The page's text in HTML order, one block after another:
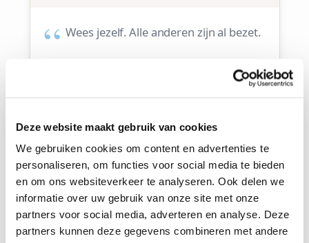
Deze website maakt gebruik van cookies
We gebruiken cookies om content en advertenties te
personaliseren, om functies voor social media te bieden
en om ons websiteverkeer te analyseren. Ook delen we
informatie over uw gebruik van onze site met onze
partners voor social media, adverteren en analyse. Deze
partners kunnen deze gegevens combineren met andere
Wees jezelf. Alle anderen zijn al bezet.
paniekklachten, mindful leven, stress en burn-
hooggevoeligheid en prikkelverwerking,
piekeren
Go to profile Book session